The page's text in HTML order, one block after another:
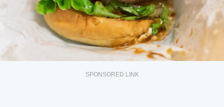
SPONSORED LINK